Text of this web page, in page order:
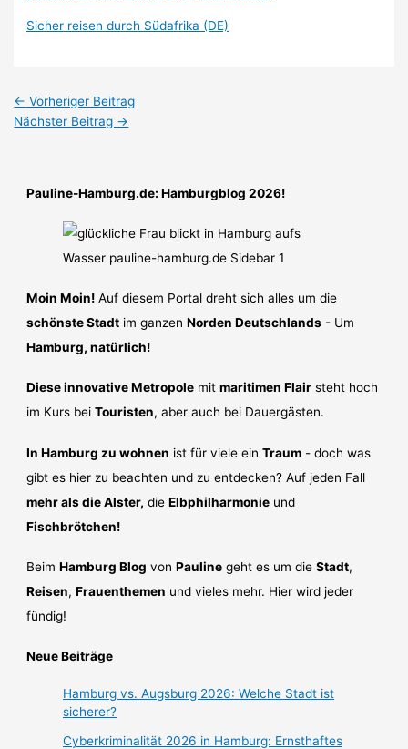
Sicher reisen durch Südafrika (DE)
← Vorheriger Beitrag
Nächster Beitrag →
Pauline-Hamburg.de: Hamburgblog 2026!
Moin Moin! Auf diesem Portal dreht sich alles um die
schönste Stadt im ganzenNorden Deutschlands - Um
Hamburg, natürlich!
Diese innovative Metropole mitmaritimen Flair steht hoch
im Kurs beiTouristen, aber auch bei Dauergästen.
In Hamburg zu wohnen ist für viele einTraum - doch was
gibt es hier zu beachten und zu entdecken? Auf jeden Fall
mehr als die Alster, dieElbphilharmonie und
Fischbrötchen!
BeimHamburg Blog vonPauline geht es um dieStadt,
Reisen,Frauenthemen und vieles mehr. Hier wird jeder
fündig!
Neue Beiträge
Hamburg vs. Augsburg 2026: Welche Stadt ist
sicherer?
Cyberkriminalität 2026 in Hamburg: Ernsthaftes